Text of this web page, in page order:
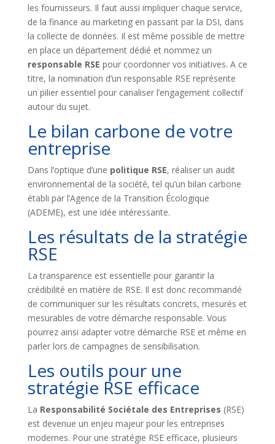
les fournisseurs. Il faut aussi impliquer chaque service,
de la finance au marketing en passant par la DSI, dans
la collecte de données. Il est même possible de mettre
en place un département dédié et nommez un
responsable RSE pour coordonner vos initiatives. A ce
titre, la nomination d’un responsable RSE représente
un pilier essentiel pour canaliser l’engagement collectif
autour du sujet.
Le bilan carbone de votre
entreprise
Dans l’optique d’une politique RSE, réaliser un audit
environnemental de la société, tel qu’un bilan carbone
établi par l’Agence de la Transition Écologique
(ADEME), est une idée intéressante.
Les résultats de la stratégie
RSE
La transparence est essentielle pour garantir la
crédibilité en matière de RSE. Il est donc recommandé
de communiquer sur les résultats concrets, mesurés et
mesurables de votre démarche responsable. Vous
pourrez ainsi adapter votre démarche RSE et même en
parler lors de campagnes de sensibilisation.
Les outils pour une
stratégie RSE efficace
La Responsabilité Sociétale des Entreprises (RSE)
est devenue un enjeu majeur pour les entreprises
modernes. Pour une stratégie RSE efficace, plusieurs